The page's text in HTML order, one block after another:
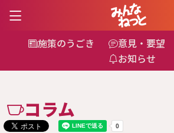
施策のうごき 意見・要望
お知らせ
コラム